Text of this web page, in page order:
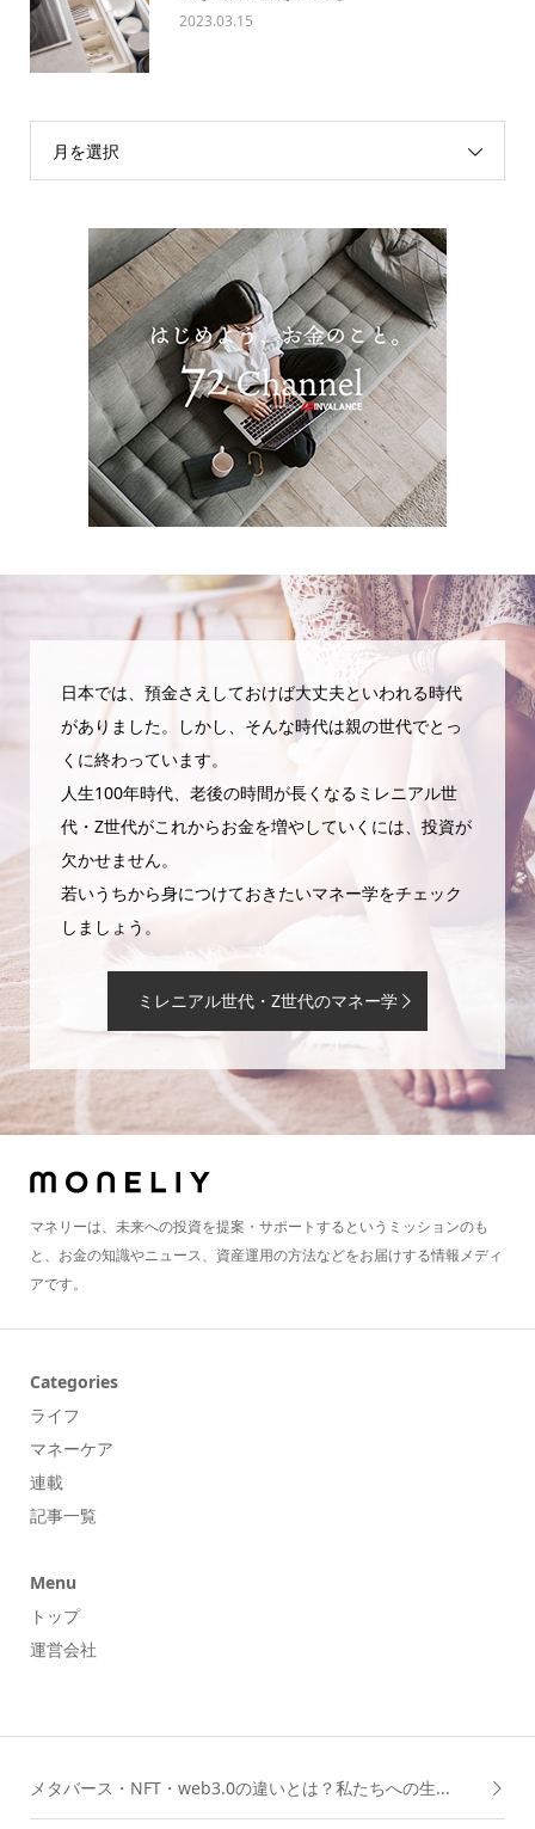
2023.03.15
月を選択
日本では、預金さえしておけば大丈夫といわれる時代
がありました。しかし、そんな時代は親の世代でとっ
くに終わっています。
人生100年時代、老後の時間が長くなるミレニアル世
代・Z世代がこれからお金を増やしていくには、投資が
欠かせません。
若いうちから身につけておきたいマネー学をチェック
しましょう。
ミレニアル世代・Z世代のマネー学
マネリーは、未来への投資を提案・サポートするというミッションのも
と、お金の知識やニュース、資産運用の方法などをお届けする情報メディ
アです。
Categories
ライフ
マネーケア
連載
記事一覧
Menu
トップ
運営会社
メタバース・NFT・web3.0の違いとは？私たちへの生...